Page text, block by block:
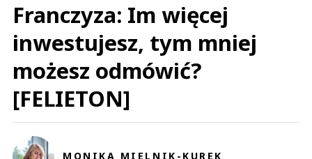
Franczyza: Im więcej
inwestujesz, tym mniej
możesz odmówić?
[FELIETON]
MONIKA MIELNIK-KUREK